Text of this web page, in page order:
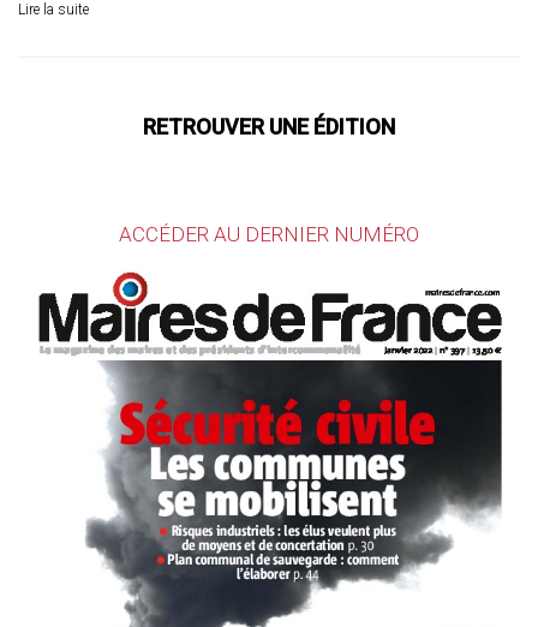
Lire la suite
RETROUVER UNE ÉDITION
ACCÉDER AU DERNIER NUMÉRO